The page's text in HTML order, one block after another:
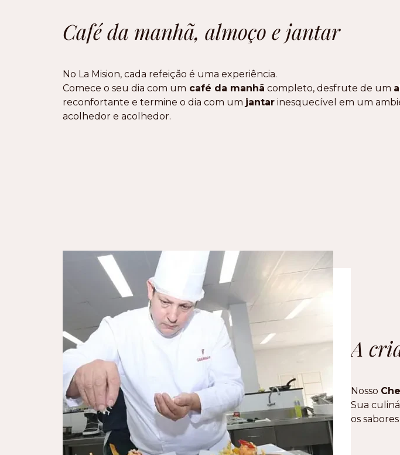
Café da manhã, almoço e jantar
No La Mision, cada refeição é uma experiência.
Comece o seu dia com um café da manhã completo, desfrute de um
reconfortante e termine o dia com um jantar inesquecível em um
acolhedor e acolhedor.
A
Nosso
Sua
os